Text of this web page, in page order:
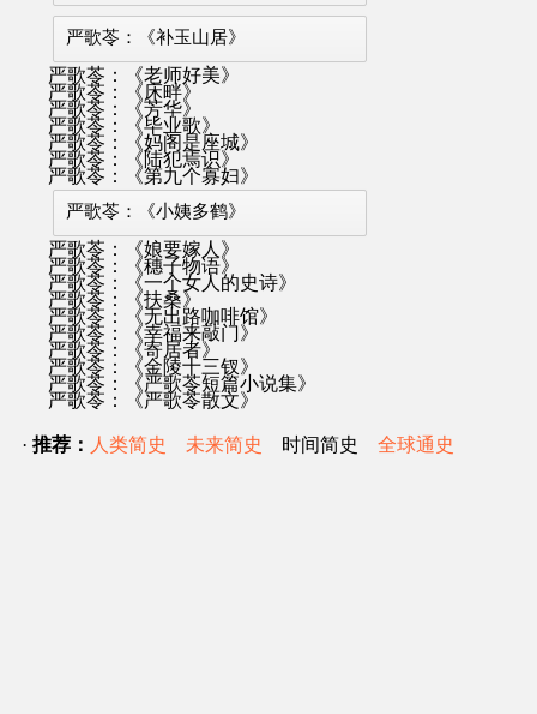
严歌苓：《补玉山居》
严歌苓：《老师好美》
严歌苓：《床畔》
严歌苓：《芳华》
严歌苓：《毕业歌》
严歌苓：《妈阁是座城》
严歌苓：《陆犯焉识》
严歌苓：《第九个寡妇》
严歌苓：《小姨多鹤》
严歌苓：《娘要嫁人》
严歌苓：《穗子物语》
严歌苓：《一个女人的史诗》
严歌苓：《扶桑》
严歌苓：《无出路咖啡馆》
严歌苓：《幸福来敲门》
严歌苓：《寄居者》
严歌苓：《金陵十三钗》
严歌苓：《严歌苓短篇小说集》
严歌苓：《严歌苓散文》
· 推荐： 人类简史 未来简史 时间简史 全球通史